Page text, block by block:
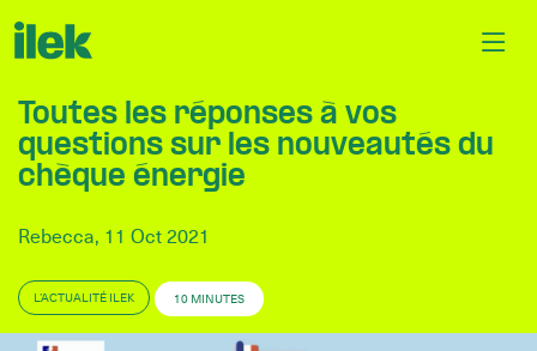
Toutes les réponses à vos
questions sur les nouveautés du
chèque énergie
Rebecca, 11 Oct 2021
L’ACTUALITÉ ILEK 10 MINUTES